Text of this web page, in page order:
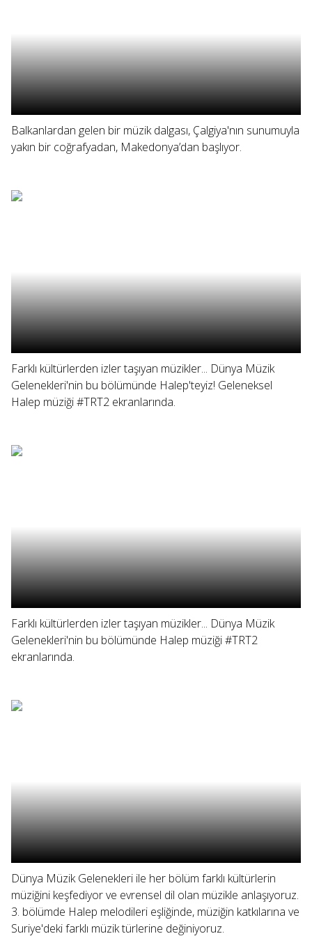
Balkanlardan gelen bir müzik dalgası, Çalgiya'nın sunumuyla
yakın bir coğrafyadan, Makedonya’dan başlıyor.
Farklı kültürlerden izler taşıyan müzikler... Dünya Müzik
Gelenekleri'nin bu bölümünde Halep'teyiz! Geleneksel
Halep müziği #TRT2 ekranlarında.
Farklı kültürlerden izler taşıyan müzikler... Dünya Müzik
Gelenekleri'nin bu bölümünde Halep müziği #TRT2
ekranlarında.
Dünya Müzik Gelenekleri ile her bölüm farklı kültürlerin
müziğini keşfediyor ve evrensel dil olan müzikle anlaşıyoruz.
3. bölümde Halep melodileri eşliğinde, müziğin katkılarına ve
Suriye'deki farklı müzik türlerine değiniyoruz.